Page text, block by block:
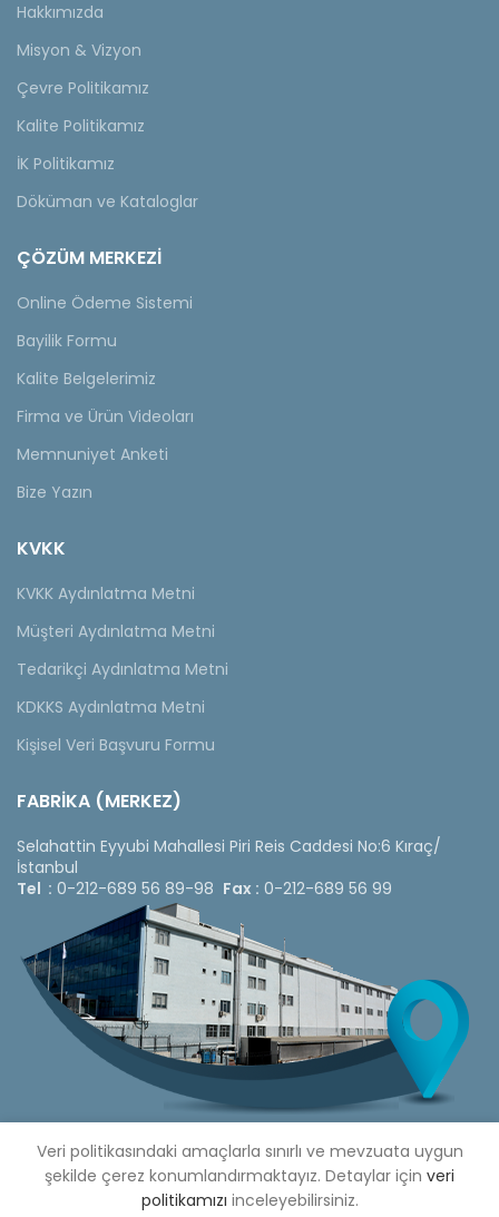
Hakkımızda
Misyon & Vizyon
Çevre Politikamız
Kalite Politikamız
İK Politikamız
Döküman ve Kataloglar
ÇÖZÜM MERKEZİ
Online Ödeme Sistemi
Bayilik Formu
Kalite Belgelerimiz
Firma ve Ürün Videoları
Memnuniyet Anketi
Bize Yazın
KVKK
KVKK Aydınlatma Metni
Müşteri Aydınlatma Metni
Tedarikçi Aydınlatma Metni
KDKKS Aydınlatma Metni
Kişisel Veri Başvuru Formu
FABRİKA (MERKEZ)
Selahattin Eyyubi Mahallesi Piri Reis Caddesi No:6 Kıraç/
İstanbul
Tel : 0-212-689 56 89-98 Fax : 0-212-689 56 99
Copyright © 2020 Çetinkaya Pano |Çetinkaya Pano Fiyat
Veri politikasındaki amaçlarla sınırlı ve mevzuata uygun
şekilde çerez konumlandırmaktayız. Detaylar için veri
politikamızı inceleyebilirsiniz.